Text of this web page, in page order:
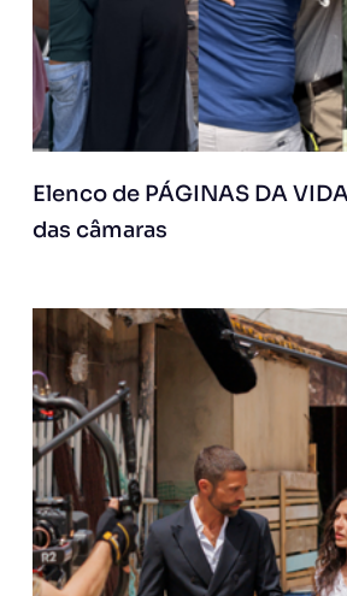
Elenco de PÁGINAS DA
das câmaras